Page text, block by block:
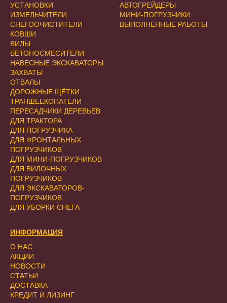
УСТАНОВКИ
ИЗМЕЛЬЧИТЕЛИ
СНЕГООЧИСТИТЕЛИ
КОВШИ
ВИЛЫ
БЕТОНОСМЕСИТЕЛИ
НАВЕСНЫЕ ЭКСКАВАТОРЫ
ЗАХВАТЫ
ОТВАЛЫ
ДОРОЖНЫЕ ЩЁТКИ
ТРАНШЕЕКОПАТЕЛИ
ПЕРЕСАДЧИКИ ДЕРЕВЬЕВ
ДЛЯ ТРАКТОРА
ДЛЯ ПОГРУЗЧИКА
ДЛЯ ФРОНТАЛЬНЫХ
ПОГРУЗЧИКОВ
ДЛЯ МИНИ-ПОГРУЗЧИКОВ
ДЛЯ ВИЛОЧНЫХ
ПОГРУЗЧИКОВ
ДЛЯ ЭКСКАВАТОРОВ-
ПОГРУЗЧИКОВ
ДЛЯ УБОРКИ СНЕГА
АВТОГРЕЙДЕРЫ
МИНИ-ПОГРУЗЧИКИ
ВЫПОЛНЕННЫЕ РАБОТЫ
ИНФОРМАЦИЯ
О НАС
АКЦИИ
НОВОСТИ
СТАТЬИ
ДОСТАВКА
КРЕДИТ И ЛИЗИНГ